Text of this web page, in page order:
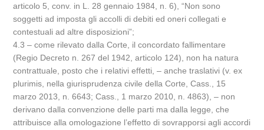
articolo 5, conv. in L. 28 gennaio 1984, n. 6), “Non sono
soggetti ad imposta gli accolli di debiti ed oneri collegati e
contestuali ad altre disposizioni”;
4.3 – come rilevato dalla Corte, il concordato fallimentare
(Regio Decreto n. 267 del 1942, articolo 124), non ha natura
contrattuale, posto che i relativi effetti, – anche traslativi (v. ex
plurimis, nella giurisprudenza civile della Corte, Cass., 15
marzo 2013, n. 6643; Cass., 1 marzo 2010, n. 4863), – non
derivano dalla convenzione delle parti ma dalla legge, che
attribuisce alla omologazione l’effetto di sovrapporsi agli accordi